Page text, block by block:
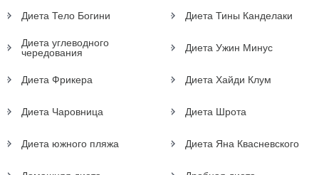
Диета Тело Богини Диета Тины Канделаки
Диета углеводного
чередования
Диета Ужин Минус
Диета Фрикера Диета Хайди Клум
Диета Чаровница Диета Шрота
Диета южного пляжа Диета Яна Квасневского